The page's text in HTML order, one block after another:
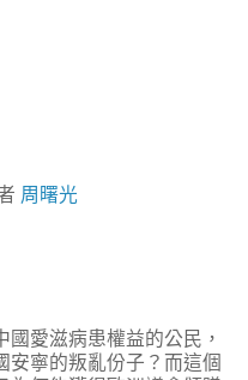
周曙光
愛滋病患權益的公民，
安寧的叛亂份子？而這個